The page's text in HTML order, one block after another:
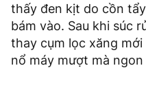
thấy đen kịt do cồn
bám vào. Sau khi súc
thay cụm lọc xăng
nổ máy mượt mà ngon